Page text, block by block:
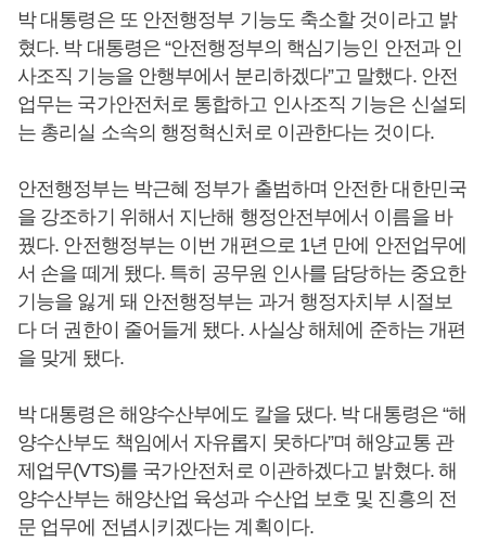
박 대통령은 또 안전행정부 기능도 축소할 것이라고 밝
혔다. 박 대통령은 “안전행정부의 핵심기능인 안전과 인
사조직 기능을 안행부에서 분리하겠다”고 말했다. 안전
업무는 국가안전처로 통합하고 인사조직 기능은 신설되
는 총리실 소속의 행정혁신처로 이관한다는 것이다.
안전행정부는 박근혜 정부가 출범하며 안전한 대한민국
을 강조하기 위해서 지난해 행정안전부에서 이름을 바
꿨다. 안전행정부는 이번 개편으로 1년 만에 안전업무에
서 손을 떼게 됐다. 특히 공무원 인사를 담당하는 중요한
기능을 잃게 돼 안전행정부는 과거 행정자치부 시절보
다 더 권한이 줄어들게 됐다. 사실상 해체에 준하는 개편
을 맞게 됐다.
박 대통령은 해양수산부에도 칼을 댔다. 박 대통령은 “해
양수산부도 책임에서 자유롭지 못하다”며 해양교통 관
제업무(VTS)를 국가안전처로 이관하겠다고 밝혔다. 해
양수산부는 해양산업 육성과 수산업 보호 및 진흥의 전
문 업무에 전념시키겠다는 계획이다.